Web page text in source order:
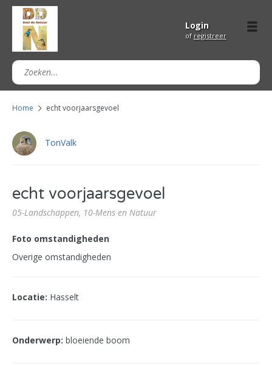
Login
of registreer
Home echt voorjaarsgevoel
TonValk
echt voorjaarsgevoel
05-Landschappen, 10-Mens en Natuur
Foto omstandigheden
Overige omstandigheden
Locatie: Hasselt
Onderwerp: bloeiende boom